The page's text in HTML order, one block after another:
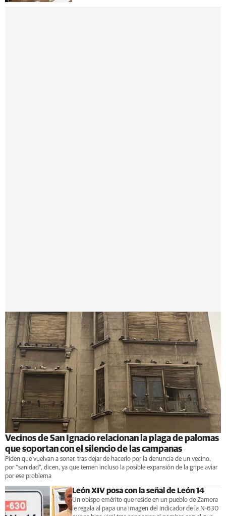
Vecinos de San Ignacio relacionan la plaga de palomas
que soportan con el silencio de las campanas
Piden que vuelvan a sonar, tras dejar de hacerlo por la denuncia de un vecino,
por "sanidad", dicen, ya que temen incluso la posible expansión de la gripe aviar
por ese problema
León XIV posa con la señal de León 14
Un obispo emérito que reside en un pueblo de Zamora
le regala al papa una imagen del indicador de la N-630